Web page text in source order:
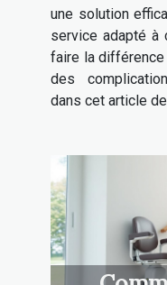
une solution
service adapté à
faire la différence
des
dans cet article